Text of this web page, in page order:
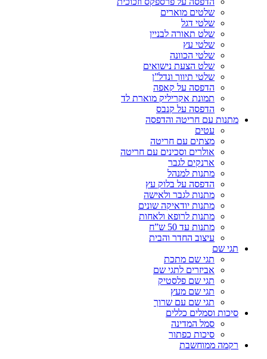
שלטים מוארים
שלטי דגל
שלט תאורה לבניין
שלטי עץ
שלטי הכוונה
שלט הצעת נישואים
שלטי תיווך ונדל”ן
הדפסה על קאפה
תמונת אקריליק מוארת לד
הדפסה על קנבס
מתנות עם חריטה והדפסה
עטים
מצתים עם חריטה
אולרים וסכינים עם חריטה
ארנקים לגבר
מתנות למנהל
הדפסה על בלוק עץ
מתנות לגבר ולאישה
מתנות יודאיקה שונים
מתנות לרופא ולאחות
מתנות עד 50 ש”ח
עיצוב החדר והבית
תגי שם
תגי שם מתכת
אביזרים לתגי שם
תגי שם פלסטיק
תגי שם מעץ
תגי שם עם שרוך
סיכות וסמלים כללים
סמל המדינה
סיכות כפתור
רקמה ממוחשבת